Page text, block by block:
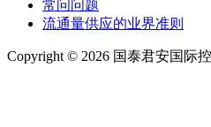
常问问题
流通量供应的业界准则
Copyright © 2026 国泰君安国际